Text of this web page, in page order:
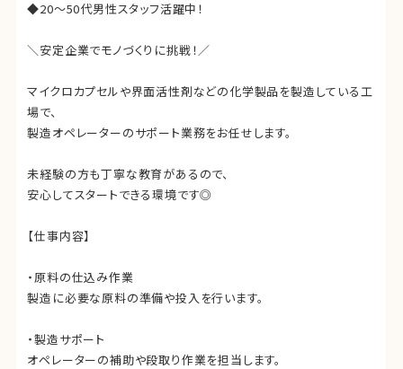
◆20〜50代男性スタッフ活躍中！
＼安定企業でモノづくりに挑戦！／
マイクロカプセルや界面活性剤などの化学製品を製造している工
場で、
製造オペレーターのサポート業務をお任せします。
未経験の方も丁寧な教育があるので、
安心してスタートできる環境です◎
【仕事内容】
・原料の仕込み作業
製造に必要な原料の準備や投入を行います。
・製造サポート
オペレーターの補助や段取り作業を担当します。